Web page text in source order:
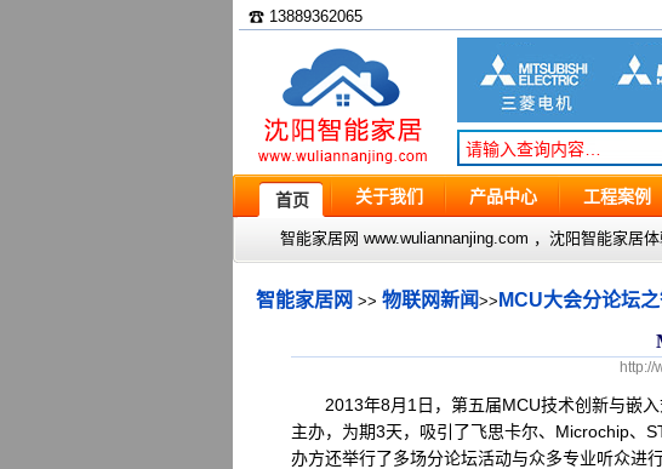
☎ 13889362065
首页 关于我们 产品中心 工程案例
智能家居网 www.wuliannanjing.com ，沈阳智能家居体
智能家居网 >>物联网新闻>> MCU大会分论坛
http://
2013年8月1日，第五届MCU技术创新与嵌入
主办，为期3天，吸引了飞思卡尔、Microchip、
办方还举行了多场分论坛活动与众多专业听众进